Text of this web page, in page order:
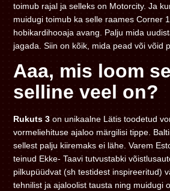
toimub rajal ja selleks on Motorcity. Ja
muidugi toimub ka selle raames Corner
hobikardihooaja avang. Palju mida
jagada. Siin on kõik, mida pead või võid
Aaa, mis loom
selline veel on?
Rukuts 3 on unikaalne Lätis toodetud
vormeliehituse ajaloo märgilisi tippe.
sellest palju kiiremaks ei lähe. Varem
teinud Ekke- Taavi tutvustabki
pilkupüüdvat (sh testidest inspireeritud)
tehnilist ja ajaloolist tausta ning muidugi